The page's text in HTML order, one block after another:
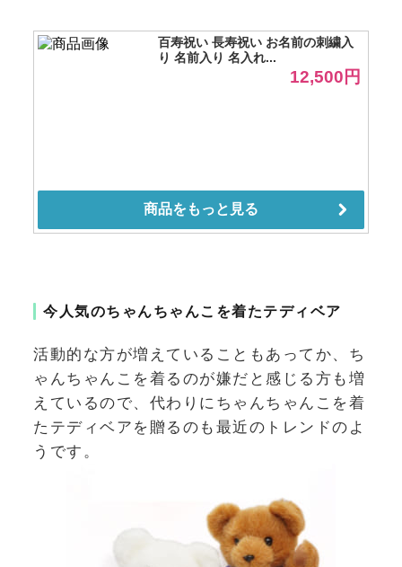
今人気のちゃんちゃんこを着たテディベア
活動的な方が増えていることもあってか、ち
ゃんちゃんこを着るのが嫌だと感じる方も増
えているので、代わりにちゃんちゃんこを着
たテディベアを贈るのも最近のトレンドのよ
うです。